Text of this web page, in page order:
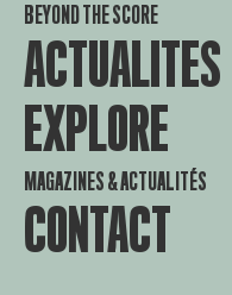
BEYOND THE SCORE
ACTUALITES
EXPLORE
MAGAZINES & ACTUALITÉS
CONTACT